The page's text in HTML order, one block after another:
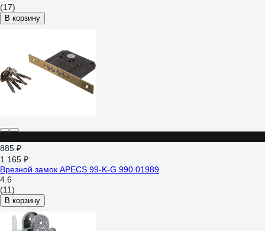
(17)
В корзину
885 ₽
1 165 ₽
Врезной замок APECS 99-K-G 990 01989
4.6
(11)
В корзину